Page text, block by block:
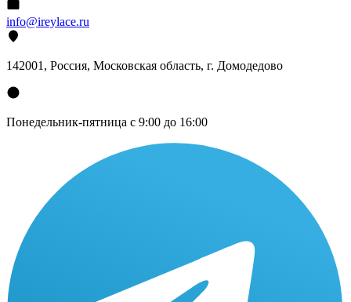
info@ireylace.ru
142001 , Россия, Московская область, г. Домодедово
Понедельник-пятница с 9:00 до 16:00